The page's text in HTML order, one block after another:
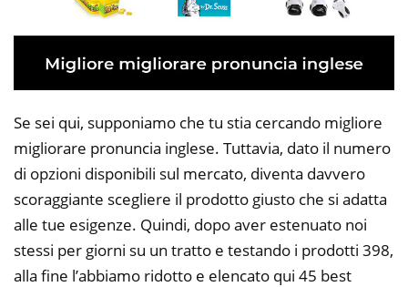
Se sei qui, supponiamo che tu stia cercando migliore
migliorare pronuncia inglese. Tuttavia, dato il numero
di opzioni disponibili sul mercato, diventa davvero
scoraggiante scegliere il prodotto giusto che si adatta
alle tue esigenze. Quindi, dopo aver estenuato noi
stessi per giorni su un tratto e testando i prodotti 398,
alla fine l’abbiamo ridotto e elencato qui 45 best